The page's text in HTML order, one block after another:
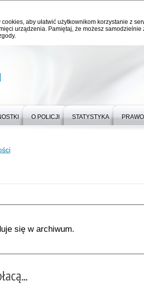
aby ułatwić użytkownikom korzystanie z
urządzenia. Pamiętaj, że możesz
O POLICJI STATYSTYKA PRAWO
się w archiwum.